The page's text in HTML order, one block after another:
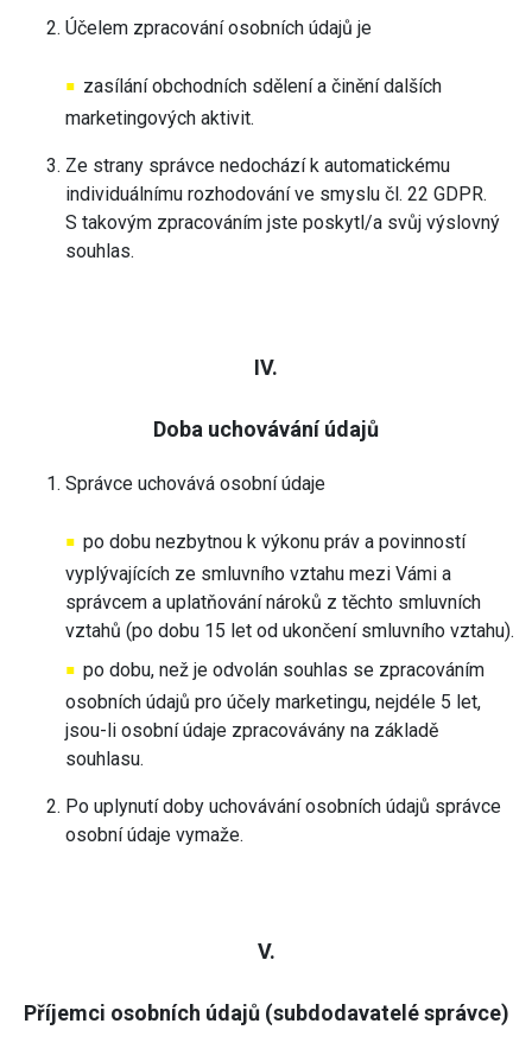
Účelem zpracování osobních údajů je
zasílání obchodních sdělení a činění dalších
marketingových aktivit.
Ze strany správce nedochází k automatickému
individuálnímu rozhodování ve smyslu čl. 22 GDPR.
S takovým zpracováním jste poskytl/a svůj výslovný
souhlas.
IV.
Doba uchovávání údajů
Správce uchovává osobní údaje
po dobu nezbytnou k výkonu práv a povinností
vyplývajících ze smluvního vztahu mezi Vámi a
správcem a uplatňování nároků z těchto smluvních
vztahů (po dobu 15 let od ukončení smluvního vztahu).
po dobu, než je odvolán souhlas se zpracováním
osobních údajů pro účely marketingu, nejdéle 5 let,
jsou-li osobní údaje zpracovávány na základě
souhlasu.
Po uplynutí doby uchovávání osobních údajů správce
osobní údaje vymaže.
V.
Příjemci osobních údajů (subdodavatelé správce)